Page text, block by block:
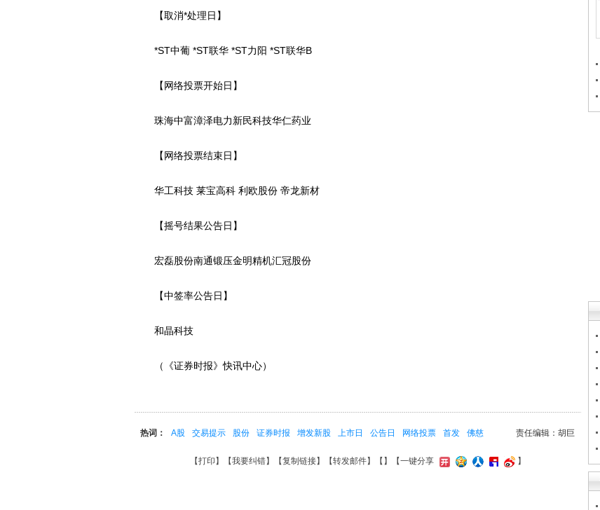
【取消*处理日】
*ST中葡 *ST联华 *ST力阳 *ST联华B
【网络投票开始日】
珠海中富漳泽电力新民科技华仁药业
【网络投票结束日】
华工科技 莱宝高科 利欧股份 帝龙新材
【摇号结果公告日】
宏磊股份南通锻压金明精机汇冠股份
【中签率公告日】
和晶科技
（《证券时报》快讯中心）
责任编辑：胡巨
热词： A股 交易提示 股份 证券时报 增发新股 上市日 公告日 网络投票 首发 佛慈
【打印 】【我要纠错】【复制链接】【转发邮件】【 】 【一键分享 】